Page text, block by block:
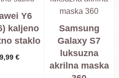
Y6
kaljeno
staklo
9,99 €
Samsung
Galaxy S7
luksuzna
akrilna maska